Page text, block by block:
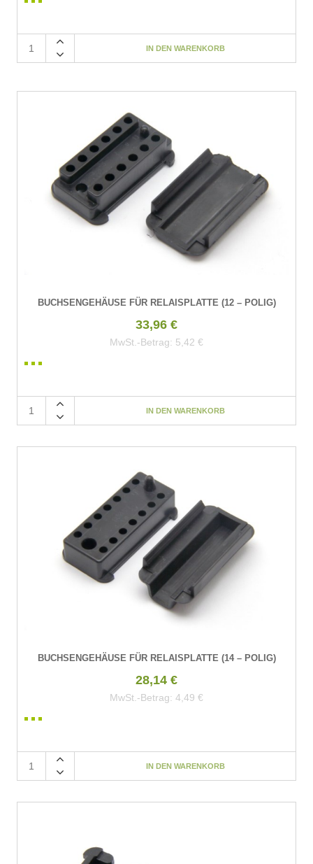
BUCHSENGEHÄUSE FÜR RELAISPLATTE (12 – POLIG)
33,96 €
MwSt.-Betrag: 5,42 €
BUCHSENGEHÄUSE FÜR RELAISPLATTE (14 – POLIG)
28,14 €
MwSt.-Betrag: 4,49 €